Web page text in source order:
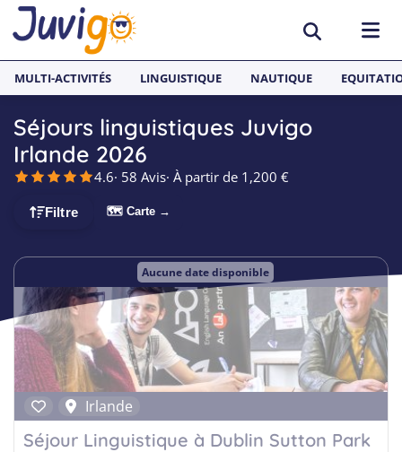
ACTIVITÉS
Surf
Équitation
Multi-activités
Sports nautiques
Skateboard
Snowboard
PAYS
Espagne
France
Malte
Angleterre
Allemagne
Séjours Linguistiques Juvigo
Anglais
Néerlandais
Espagnol
Allemand
MULTI-ACTIVITÉS LINGUISTIQUE NAUTIQUE
Séjours linguistiques Juvigo
Irlande 2026
4.6· 58 Avis· À partir de 1,200 €
Filtre 🗺 Carte →
Aucune date disponible
Irlande
Séjour Linguistique à Dublin Sutton Park